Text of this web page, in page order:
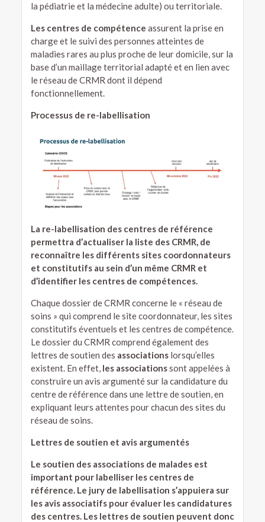
la pédiatrie et la médecine adulte) ou territoriale.
Les centres de compétence assurent la prise en
charge et le suivi des personnes atteintes de
maladies rares au plus proche de leur domicile, sur la
base d’un maillage territorial adapté et en lien avec
le réseau de CRMR dont il dépend
fonctionnellement.
Processus de re-labellisation
La re-labellisation des centres de référence
permettra d’actualiser la liste des CRMR, de
reconnaître les différents sites coordonnateurs
et constitutifs au sein d’un même CRMR et
d’identifier les centres de compétences.
Chaque dossier de CRMR concerne le « réseau de
soins » qui comprend le site coordonnateur, les sites
constitutifs éventuels et les centres de compétence.
Le dossier du CRMR comprend également des
lettres de soutien des associationslorsqu’elles
existent. En effet, les associationssont appelées à
construire un avis argumenté sur la candidature du
centre de référence dans une lettre de soutien, en
expliquant leurs attentes pour chacun des sites du
réseau de soins.
Lettres de soutien et avis argumentés
Le soutien des associations de malades est
important pour labelliser les centres de
référence. Le jury de labellisation s’appuiera sur
les avis associatifs pour évaluer les candidatures
des centres. Les lettres de soutien peuvent donc